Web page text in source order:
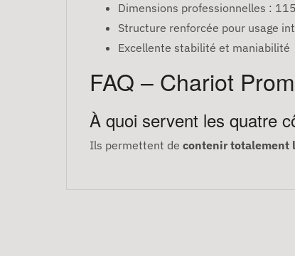
Dimensions professionnelles :
Structure renforcée pour usage
Excellente stabilité et maniabilité
FAQ – Chariot
À quoi servent les quatre
Ils permettent de contenir totalement